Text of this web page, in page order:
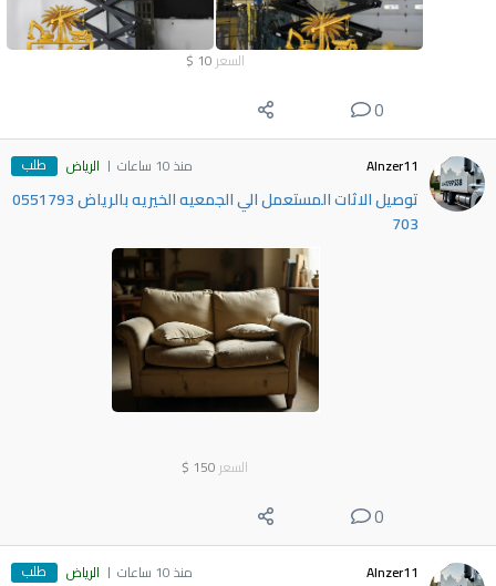
السعر 10
$
0
Alnzer11 منذ 10 ساعات الرياض طلب
توصيل الاثات المستعمل الي الجمعيه الخيريه بالرياض 0551793
703
السعر 150
$
0
Alnzer11 منذ 10 ساعات الرياض طلب